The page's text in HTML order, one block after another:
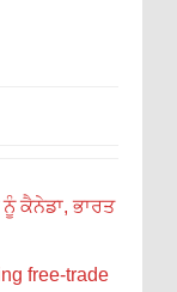
ਕੈਨੇਡਾ, ਭਾਰਤ
free-trade